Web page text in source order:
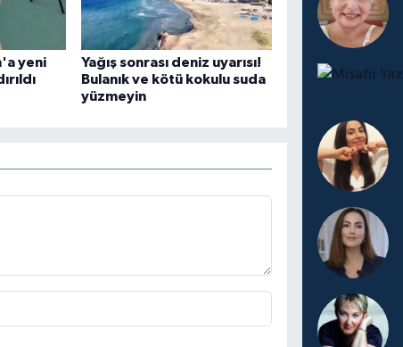
yeni
Yağış sonrası deniz uyarısı!
Bulanık ve kötü kokulu suda
yüzmeyin